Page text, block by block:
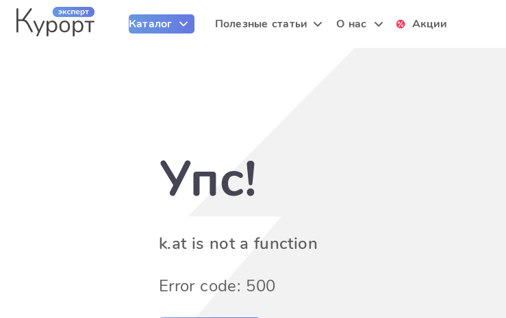
Каталог Полезные статьи О нас Акции
Упс!
k.at is not a function
Error code: 500